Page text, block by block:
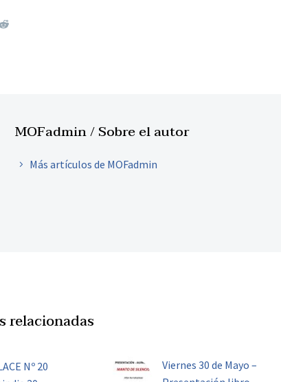
MOFadmin/ Sobre el autor
Más artículos de MOFadmin
relacionadas
Nº 20
Viernes 30 de Mayo –